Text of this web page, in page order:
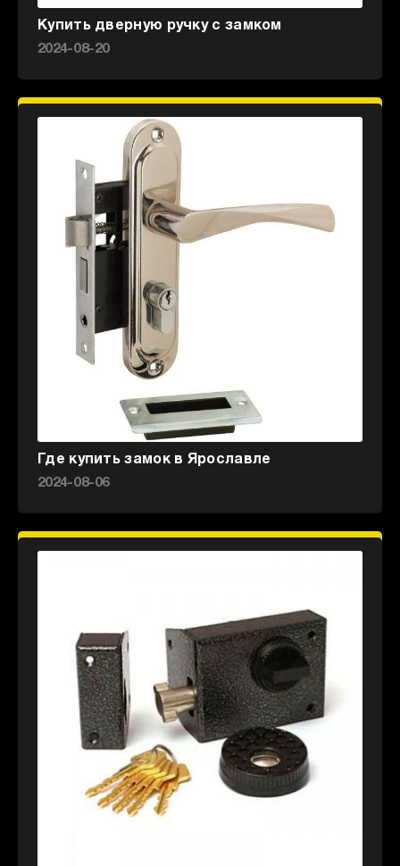
Купить дверную ручку с замком
2024-08-20
Где купить замок в Ярославле
2024-08-06